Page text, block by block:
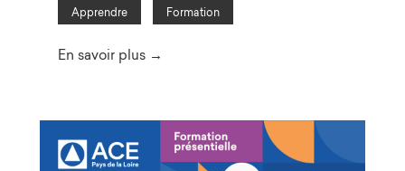
Apprendre Formation
En savoir plus →